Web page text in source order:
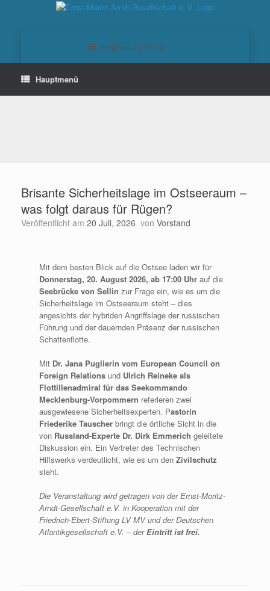
Brisante Sicherheitslage im Ostseeraum –
was folgt daraus für Rügen?
Veröffentlicht am 20 Juli, 2026 von Vorstand
Mit dem besten Blick auf die Ostsee laden wir für
Donnerstag, 20. August 2026, ab 17:00 Uhrauf die
Seebrücke von Sellinzur Frage ein, wie es um die
Sicherheitslage im Ostseeraum steht – dies
angesichts der hybriden Angriffslage der russischen
Führung und der dauernden Präsenz der russischen
Schattenflotte.
Mit Dr. Jana Puglierin vom European Council on
Foreign Relationsund Ulrich Reineke als
Flottillenadmiral für das Seekommando
Mecklenburg-Vorpommern referieren zwei
ausgewiesene Sicherheitsexperten. Pastorin
Friederike Tauscherbringt die örtliche Sicht in die
von Russland-Experte Dr. Dirk Emmerichgeleitete
Diskussion ein. Ein Vertreter des Technischen
Hilfswerks verdeutlicht, wie es um denZivilschutz
steht.
Die Veranstaltung wird getragen von der Ernst-Moritz-
Arndt-Gesellschaft e.V. in Kooperation mit der
Friedrich-Ebert-Stiftung LV MV und der Deutschen
Atlantikgesellschaft e.V. – derEintritt ist frei.